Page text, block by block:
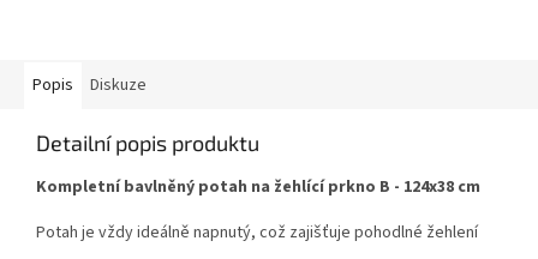
Popis Diskuze
Detailní popis produktu
Kompletní bavlněný potah na žehlící prkno B - 124x38 cm
Potah je vždy ideálně napnutý, což zajišťuje pohodlné žehlení